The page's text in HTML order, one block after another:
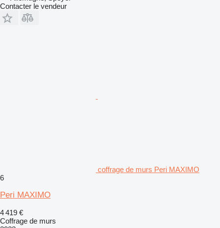
Contacter le vendeur
coffrage de murs Peri MAXIMO
6
Peri MAXIMO
4 419 €
Coffrage de murs